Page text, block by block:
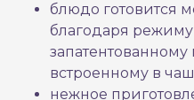
блюдо готовится
благодаря режиму
встроенному в
нежное